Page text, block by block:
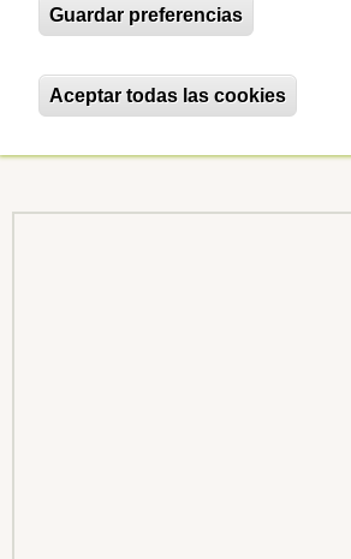
Guardar preferencias
Aceptar todas las cookies
Revocar consentimiento
Os mostramos el reportaje que